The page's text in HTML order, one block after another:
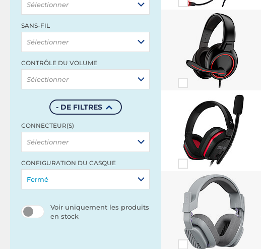
Sélectionner
SANS-FIL
Sélectionner
CONTRÔLE DU VOLUME
Sélectionner
- DE FILTRES
CONNECTEUR(S)
Sélectionner
CONFIGURATION DU CASQUE
Fermé
Voir uniquement les produits
en stock